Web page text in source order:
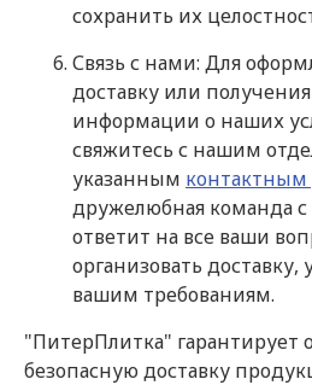
сохранить их
Связь с нами: Для
доставку или
информации о наших
свяжитесь с нашим
указанным
дружелюбная команда с
ответит на все ваши
организовать
вашим требованиям.
"ПитерПлитка" гарантирует
безопасную доставку